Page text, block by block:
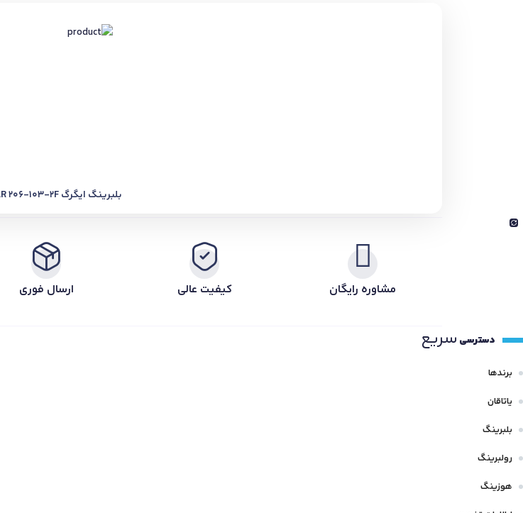
بلبرینگ ایگرگ SKF YAR 206-103-2F
مشاوره رایگان کیفیت عالی ارسال فوری
دسترسی سریع
برندها
یاتاقان
بلبرینگ
رولبرینگ
هوزینگ